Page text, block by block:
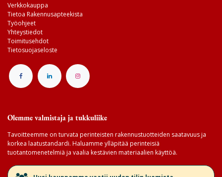
Verkkokauppa
Tietoa Rakennusapteekista
Työohjeet
Yhteystiedot
Toimitusehdot
Tietosuojaseloste
Olemme valmistaja ja tukkuliike
Tavoitteemme on turvata perinteisten rakennustuotteiden saatavuus ja
korkea laatustandardi. Haluamme ylläpitää perinteisiä
tuotantomenetelmiä ja vaalia kestävien materiaalien käyttöä.